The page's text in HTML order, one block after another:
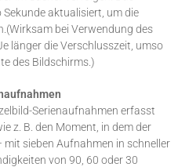
aktualisiert, um die
bei Verwendung des
länger die Verschlusszeit, umso
des Bildschirms.)
Serienaufnahmen erfasst
z. B. den Moment, in dem der
sieben Aufnahmen in schneller
von 90, 60 oder 30